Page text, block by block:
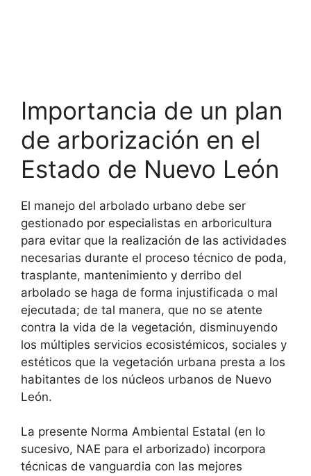
Importancia de un plan
de arborización en el
Estado de Nuevo León
El manejo del arbolado urbano debe ser
gestionado por especialistas en arboricultura
para evitar que la realización de las actividades
necesarias durante el proceso técnico de poda,
trasplante, mantenimiento y derribo del
arbolado se haga de forma injustificada o mal
ejecutada; de tal manera, que no se atente
contra la vida de la vegetación, disminuyendo
los múltiples servicios ecosistémicos, sociales y
estéticos que la vegetación urbana presta a los
habitantes de los núcleos urbanos de Nuevo
León.
La presente Norma Ambiental Estatal (en lo
sucesivo, NAE para el arborizado) incorpora
técnicas de vanguardia con las mejores